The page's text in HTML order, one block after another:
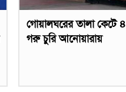
গোয়ালঘরের তালা কেটে ৪
গরু চুরি আনোয়ারায়